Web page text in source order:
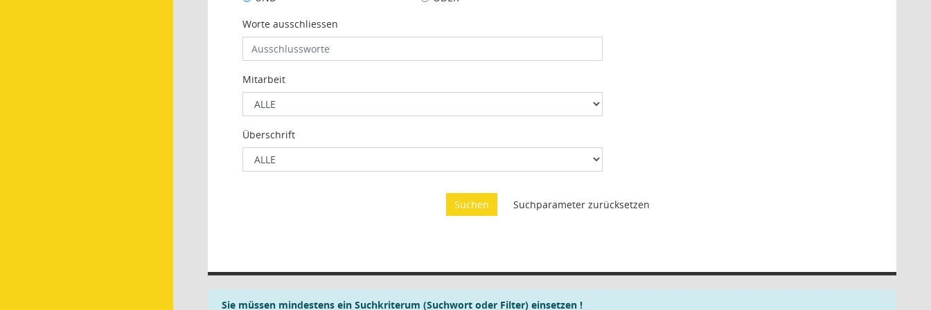
Worte ausschliessen
Mitarbeit
Überschrift
Sie müssen mindestens ein Suchkriterum (Suchwort oder Filter) einsetzen !